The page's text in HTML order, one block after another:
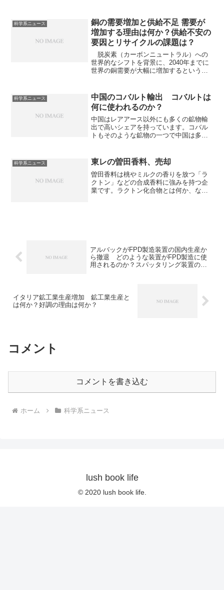
科学系ニュース
銅の需要増加と供給不足 需要が
増加する理由は何か？供給不安の
要因とリサイクルの課題は？
脱炭素（カーボンニュートラル）への
世界的なシフトを背景に、2040年までに
世界の銅需要が大幅に増加するという予
の課題はなにか知ることができます。
科学系ニュース
中国のコバルト輸出 コバルトは
何に使われるのか？
中国はレアアース以外にも多くの鉱物輸
出で高いシェアを持っています。コバル
トもそのような鉱物の一つで中国は多く
ばコバルト製品の輸出に制限をかける可
能性も充分にあります。コバルトが何に
使われるのかを知ることができます。
科学系ニュース 東レの曽田香料、売却
曽田香料は桃やミルクの香りを放つ「ラ
クトン」などの合成香料に強みを持つ企
業です。ラクトン化合物とは何か、なぜ
アルバックがFPD製造装置の国内生産か
ら撤退 どのような装置がFPD製造に使
用されるのか？スパッタリング装置の役
イタリア鉱工業生産増加 鉱工業生産と
は何か？好調の理由は何か？
コメント
コメントを書き込む
ホーム 科学系ニュース
lush book life
© 2020 lush book life.